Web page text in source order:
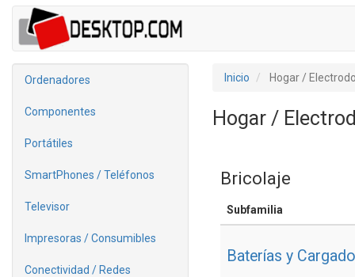
Ordenadores
Componentes
Portátiles
SmartPhones / Teléfonos
Televisor
Impresoras / Consumibles
Conectividad / Redes
Inicio Hogar /
Hogar /
Bricolaje
Subfamilia
Baterías y